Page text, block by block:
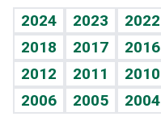
Vida y familia
Eñe
Celebrando la vida
Sin complejos
TBT Deportivo
Guía del dinero
Horóscopos
Crucigramas
2024 2023 2022
2018
2017 2016
2012
2011 2010
2006
2005 2004